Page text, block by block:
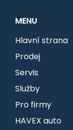
MENU
Hlavní strana
Prodej
Servis
Služby
Pro firmy
HAVEX auto